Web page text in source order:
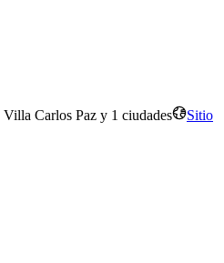
Villa Carlos Paz y 1 ciudades
Sitio